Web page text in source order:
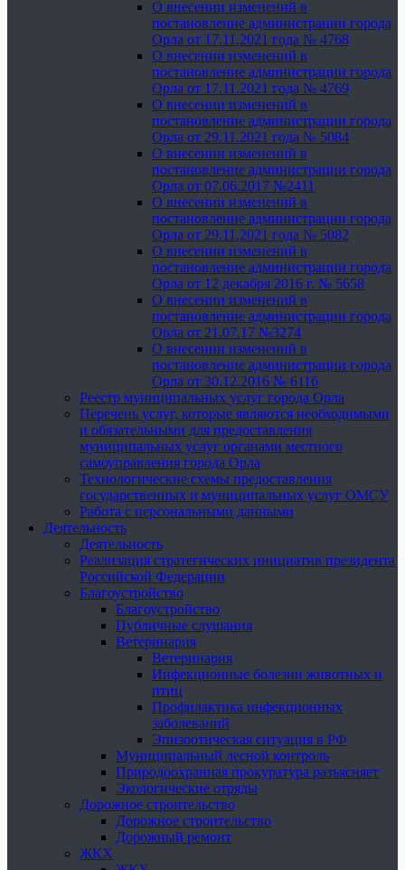
О внесении изменений в
постановление администрации города
Орла от 17.11.2021 года № 4768
О внесении изменений в
постановление администрации города
Орла от 17.11.2021 года № 4769
О внесении изменений в
постановление администрации города
Орла от 29.11.2021 года № 5084
О внесении изменений в
постановление администрации города
Орла от 07.06.2017 №2411
О внесении изменений в
постановление администрации города
Орла от 29.11.2021 года № 5082
О внесении изменений в
постановление администрации города
Орла от 12 декабря 2016 г. № 5658
О внесении изменений в
постановление администрации города
Орла от 21.07.17 №3274
О внесении изменений в
постановление администрации города
Орла от 30.12.2016 № 6116
Реестр муниципальных услуг города Орла
Перечень услуг, которые являются необходимыми
и обязательными для предоставления
муниципальных услуг органами местного
самоуправления города Орла
Технологические схемы предоставления
государственных и муниципальных услуг ОМСУ
Работа с персональными данными
Деятельность
Деятельность
Реализация стратегических инициатив президента
Российской Федерации
Благоустройство
Благоустройство
Публичные слушания
Ветеринария
Ветеринария
Инфекционные болезни животных и
птиц
Профилактика инфекционных
заболеваний
Эпизоотическая ситуация в РФ
Муниципальный лесной контроль
Природоохранная прокуратура разъясняет
Экологические отряды
Дорожное строительство
Дорожное строительство
Дорожный ремонт
ЖКХ